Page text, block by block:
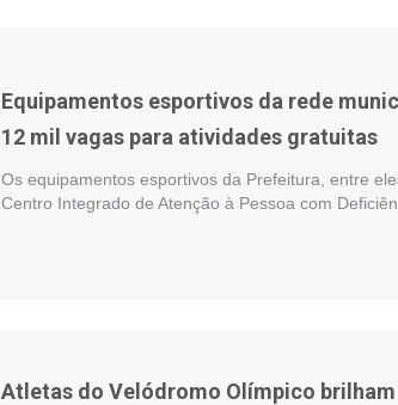
Equipamentos esportivos da rede
12 mil vagas para atividades gratuitas
Os equipamentos esportivos da Prefeitura, entre
Centro Integrado de Atenção à Pessoa com
Atletas do Velódromo Olímpico